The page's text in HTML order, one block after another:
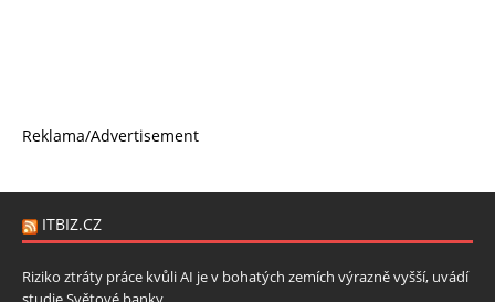
Reklama/Advertisement
ITBIZ.CZ
Riziko ztráty práce kvůli AI je v bohatých zemích výrazně vyšší, uvádí